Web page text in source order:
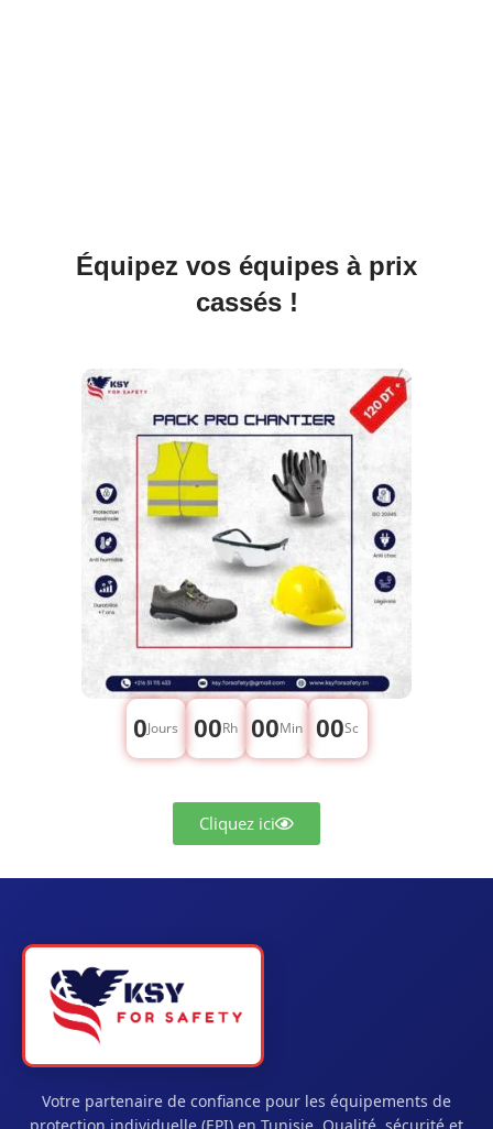
Équipez vos équipes à prix
cassés !
0Jours 00Rh 00Min 00Sc
Cliquez ici
Votre partenaire de confiance pour les équipements de